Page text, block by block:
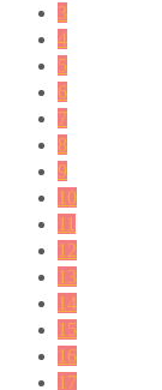
3
4
5
6
7
8
9
10
11
12
13
14
15
16
17